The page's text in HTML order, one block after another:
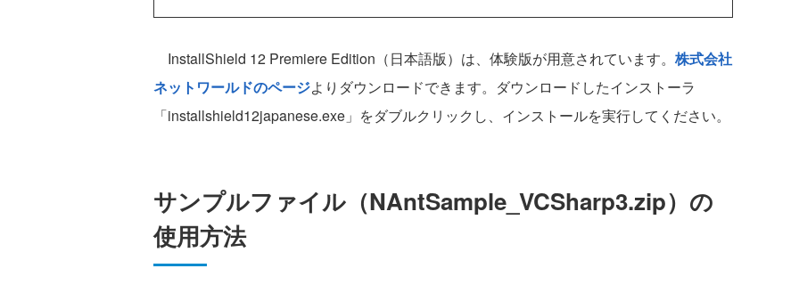
InstallShield 12 Premiere Edition（日本語版）は、体験版が用意されています。 株式会社
ネットワールドのページよりダウンロードできます。ダウンロードしたインストーラ
「installshield12japanese.exe」をダブルクリックし、インストールを実行してください。
サンプルファイル（NAntSample_VCSharp3.zip）の
使用方法